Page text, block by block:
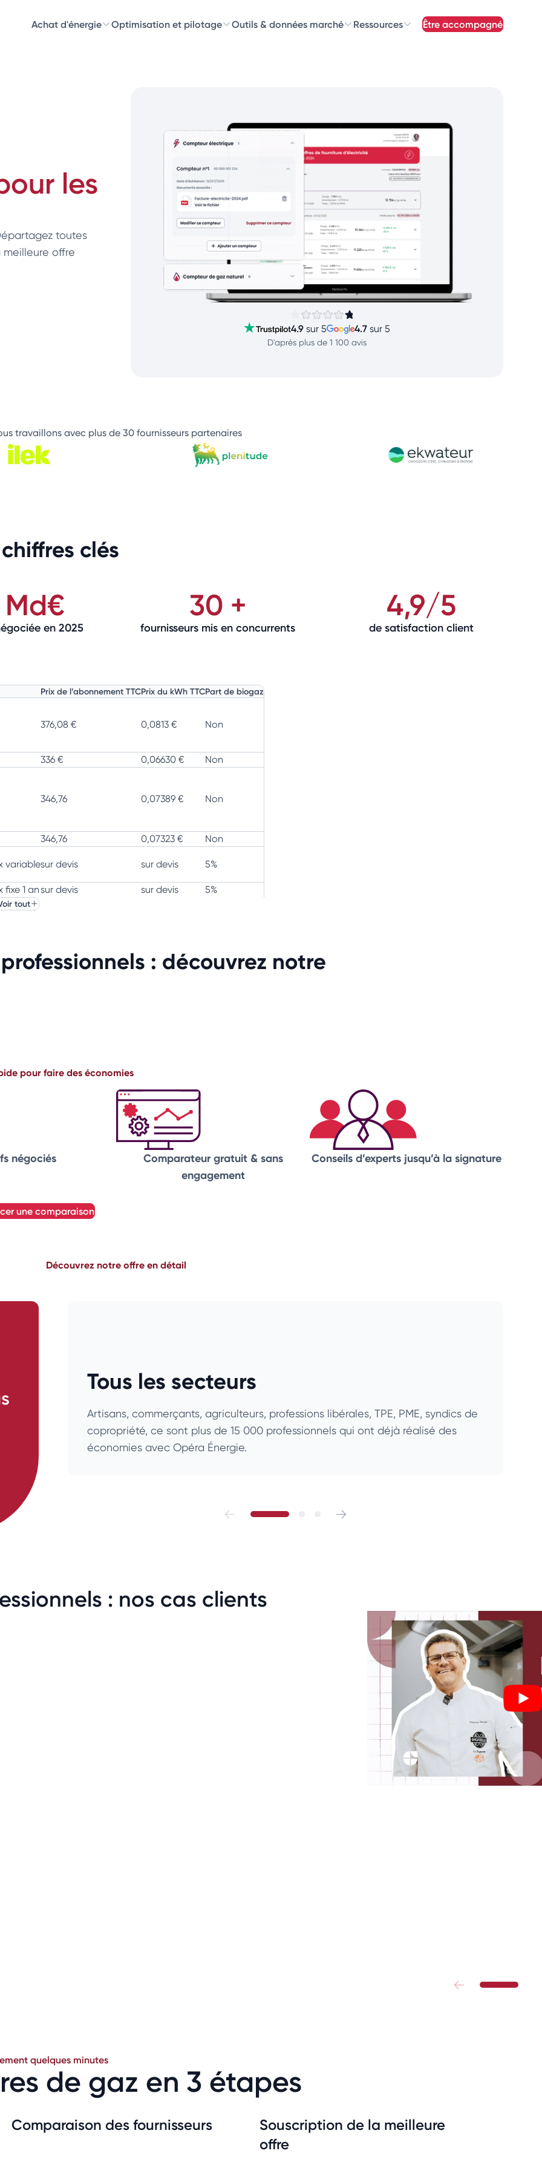
Achat d'énergie Optimisation et pilotage Outils & données marché Ressources être accompagné
les
toutes
meilleure offre
4.9sur 5 4.7 sur 5
D'après plus de 1 100 avis
travaillons avec plus de 30 fournisseurs partenaires
clés
Md€
en 2025
30 +
fournisseurs mis en concurrents
4,9/5
de satisfaction client
Prix de l’abonnement TTCPrix du kWh TTCPart de biogaz
376,08 € 0,0813 € Non
336 € 0,06630 € Non
346,76 0,07389 € Non
346,76 0,07323 € Non
variablesur devis sur devis 5%
fixe 1 ansur devis sur devis 5%
120 €
0,1291 €
331,92 € 0,752 € Non
tout
: découvrez notre
pourfaire des économies
négociés
Comparateur gratuit & sans
engagement
Conseils d’experts jusqu’à la signature
une comparaison
Découvrez notre offre en détail
Tous les secteurs
Artisans, commerçants, agriculteurs, professions libérales, TPE, PME, syndics de
copropriété, ce sont plus de 15 000 professionnels qui ont déjà réalisé des
économies avec Opéra Énergie.
: nos cas clients
quelques minutes
de gaz en 3 étapes
Comparaison des fournisseurs
Souscription de la meilleure
offre